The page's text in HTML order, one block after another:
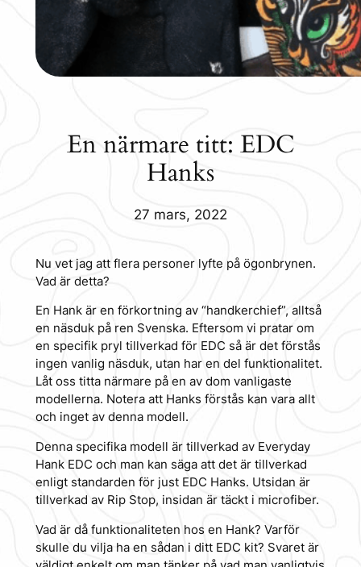
En närmare titt: EDC
Hanks
27 mars, 2022
Nu vet jag att flera personer lyfte på ögonbrynen.
Vad är detta?
En Hank är en förkortning av “handkerchief”, alltså
en näsduk på ren Svenska. Eftersom vi pratar om
en specifik pryl tillverkad för EDC så är det förstås
ingen vanlig näsduk, utan har en del funktionalitet.
Låt oss titta närmare på en av dom vanligaste
modellerna. Notera att Hanks förstås kan vara allt
och inget av denna modell.
Denna specifika modell är tillverkad av Everyday
Hank EDC och man kan säga att det är tillverkad
enligt standarden för just EDC Hanks. Utsidan är
tillverkad av Rip Stop, insidan är täckt i microfiber.
Vad är då funktionaliteten hos en Hank? Varför
skulle du vilja ha en sådan i ditt EDC kit? Svaret är